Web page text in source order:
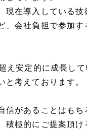
現在導入している
会社負担で参加す
安定的に成長して
考えております。
があることはもち
積極的にご提案頂